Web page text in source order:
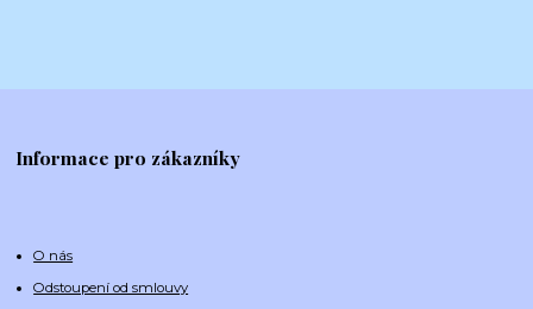
Informace pro zákazníky
O nás
Odstoupení od smlouvy